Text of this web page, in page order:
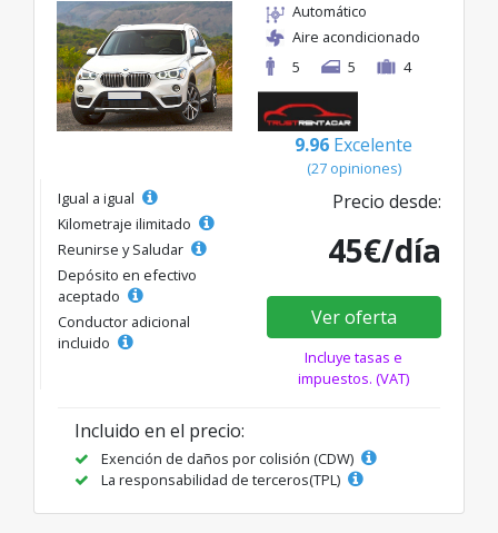
Automático
Aire acondicionado
5
5 4
9.96 Excelente
(27 opiniones)
Igual a igual
Kilometraje ilimitado
Reunirse y Saludar
Depósito en efectivo
aceptado
Conductor adicional
incluido
Precio desde:
45€/día
Ver oferta
Incluye tasas e
impuestos. (VAT)
Incluido en el precio:
Exención de daños por colisión (CDW)
La responsabilidad de terceros(TPL)